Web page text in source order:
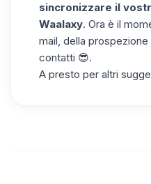
sincronizzare il
Waalaxy. Ora è il
mail, della
contatti 😎.
A presto per altri